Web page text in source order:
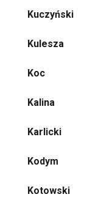
Kuczyński
Kulesza
Koc
Kalina
Karlicki
Kodym
Kotowski